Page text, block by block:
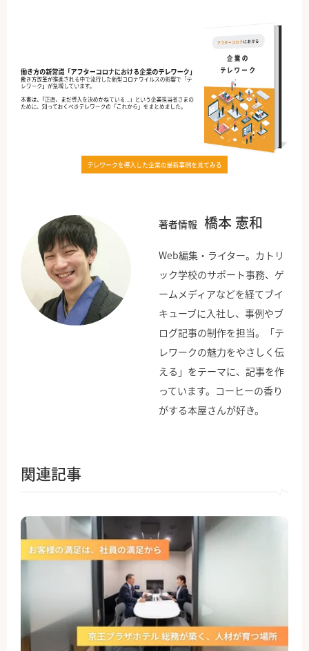
著者情報 橋本 憲和
Web編集・ライター。カトリ
ック学校のサポート事務、ゲ
ームメディアなどを経てブイ
キューブに入社し、事例やブ
ログ記事の制作を担当。「テ
レワークの魅力をやさしく伝
える」をテーマに、記事を作
っています。コーヒーの香り
がする本屋さんが好き。
関連記事